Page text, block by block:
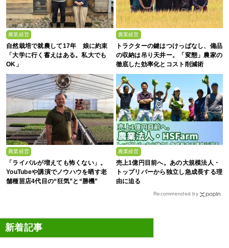
農業経営
自然栽培で就農して17年 娘に約束
「大学に行く蓄えはある。私大でも
OK」
農業経営
トラクターの鍵はつけっぱなし、備品
の収納は吊り天井ー。「変態」農家の
徹底した効率化とコスト削減術
農業経営
「ライバルが増えても怖くない」。
YouTubeや講演でノウハウを晒す老
舗種苗店4代目の“狂気”と“勝機”
農業経営
売上1億円目前へ。あの大規模法人・
トップリバーから独立し急成長する理
由に迫る
Recommended by
新着記事